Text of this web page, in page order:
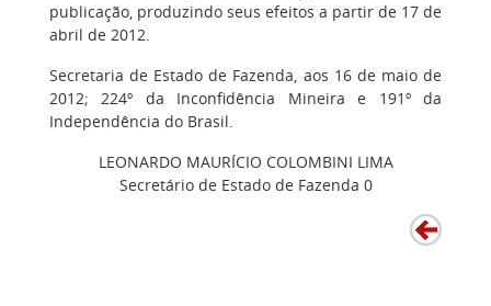
publicação, produzindo seus efeitos a partir de 17 de
abril de 2012.
Secretaria de Estado de Fazenda, aos 16 de maio de
2012; 224º da Inconfidência Mineira e 191º da
Independência do Brasil.
LEONARDO MAURÍCIO COLOMBINI LIMA
Secretário de Estado de Fazenda 0